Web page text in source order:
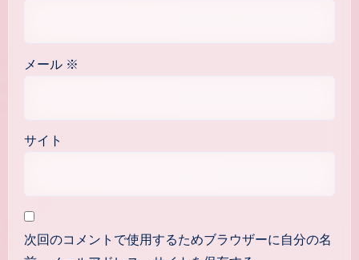
メール ※
サイト
次回のコメントで使用するためブラウザーに自分の名